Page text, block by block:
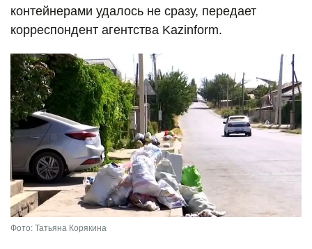
контейнерами удалось не сразу, передает
корреспондент агентства Kazinform.
Фото: Татьяна Корякина